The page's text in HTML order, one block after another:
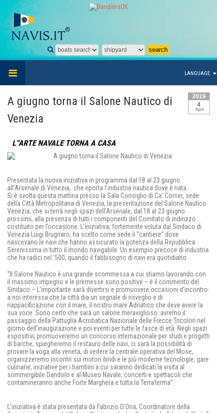
LANGUAGE
2019
4
April
A giugno torna il Salone Nautico di
Venezia
L''ARTE NAVALE TORNA A CASA
Presentata la nuova iniziativa in programma dal 18 al 23 giugno
all’Arsenale di Venezia, che riporta l’industria nautica dove è nata.
Si è svolta questa mattina presso la Sala Consiglio di Ca’ Corner, sede
della Città Metropolitana di Venezia, la presentazione del Salone Nautico
Venezia, che si terrà negli spazi dell’Arsenale, dal 18 al 23 giugno
prossimi, alla presenza di tutti i componenti del Comitato di indirizzo
costituito per l’occasione. L’iniziativa, fortemente voluta dal Sindaco di
Venezia Luigi Brugnaro, ha scelto come sede il “cantiere” dove
nascevano le navi che hanno assicurato la potenza della Repubblica
Serenissima in tutto il mondo navigabile. Un esempio precoce di industria
che ha radici nel ‘500, quando il fabbisogno di navi era quotidiano.
“Il Salone Nautico è una grande scommessa a cui stiamo lavorando con
il massimo impegno e le premesse sono positive – è il commento del
Sindaco – L’importante sarà divertirsi e promuovere occasioni d’incontro:
a noi interessa che la città dia un segnale di risveglio e di
riappacificazione con il mare, il nostro mare Adriatico che deve avere la
sua voce. Sono certo che sarà un salone meraviglioso: avremo il
passaggio della Pattuglia Acrobatica Nazionale delle Frecce Tricolori nel
giorno dell’inaugurazione e poi eventi per tutte le fasce di età. Negli spazi
espositivi, promuoveremo un concorso internazionale per studi e progetti
di barche, spiegheremo il restauro delle navi, ci sarà la possibilità di
provare la voga alla veneta, di vedere la centrale operativa del Mose,
organizzeremo incontri sui motori ibridi e le più moderne tecnologie, gare
culinarie, iniziative per i bambini a cui saranno dedicati la visita al
sommergibile Dandolo e al Museo Navale, concerti e spettacoli che
contamineranno anche Forte Marghera e tutta la Terraferma”.
L’iniziativa è stata presentata da Fabrizio D’Oria, Coordinatore della